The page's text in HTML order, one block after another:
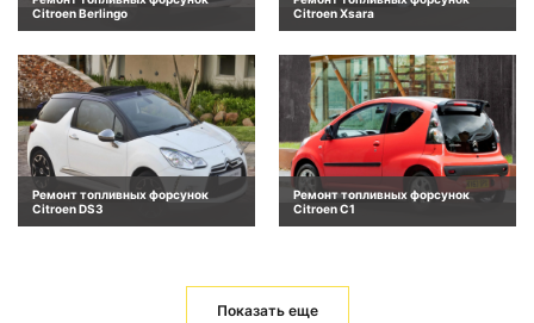
Citroen Berlingo
Citroen Xsara
Ремонт топливных форсунок
Citroen DS3
Ремонт топливных форсунок
Citroen C1
Показать еще